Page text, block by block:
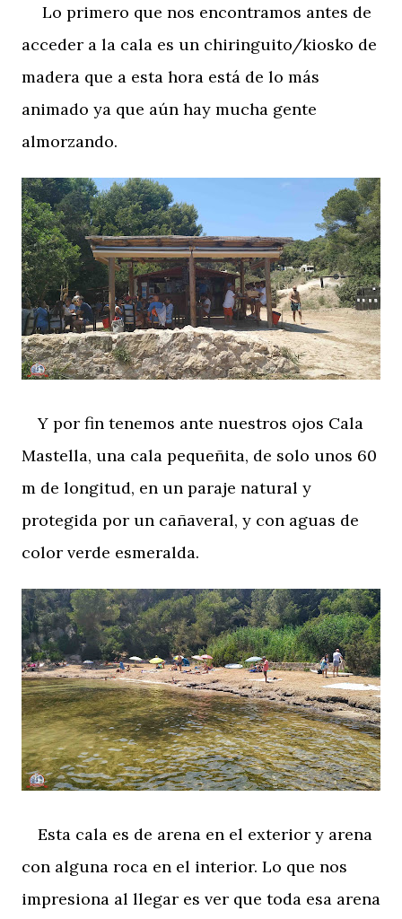
Lo primero que nos encontramos antes de
acceder a la cala es un chiringuito/kiosko de
madera que a esta hora está de lo más
animado ya que aún hay mucha gente
almorzando.
Y por fin tenemos ante nuestros ojos Cala
Mastella, una cala pequeñita, de solo unos 60
m de longitud, en un paraje natural y
protegida por un cañaveral, y con aguas de
color verde esmeralda.
Esta cala es de arena en el exterior y arena
con alguna roca en el interior. Lo que nos
impresiona al llegar es ver que toda esa arena